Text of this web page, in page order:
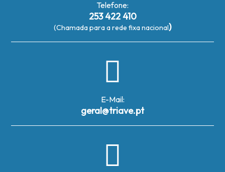
Telefone:
253 422 410
(Chamada para a rede fixa nacional)
E-Mail:
geral@triave.pt